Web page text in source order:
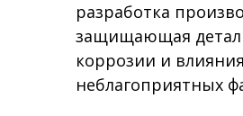
разработка
защищающая
коррозии и влияния
неблагоприятных